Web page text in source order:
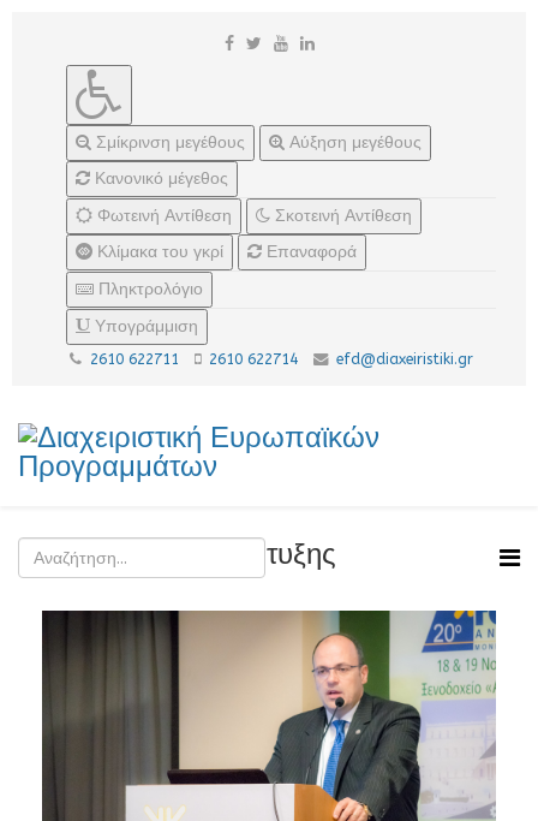
Σμίκρινση μεγέθους
Αύξηση μεγέθους
Κανονικό μέγεθος
Φωτεινή Αντίθεση
Σκοτεινή Αντίθεση
Κλίμακα του γκρί
Επαναφορά
Πληκτρολόγιο
Υπογράμμιση
2610 622711 2610 622714 efd@diaxeiristiki.gr
20ο Forum Ανάπτυξης